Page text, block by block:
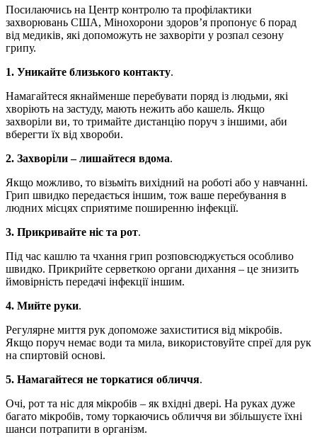
Посилаючись на Центр контролю та профілактики
захворювань США, Мінохорони здоров’я пропонує 6 порад
від медиків, які допоможуть не захворіти у розпал сезону
грипу.
1. Уникайте близького контакту.
Намагайтеся якнайменше перебувати поряд із людьми, які
хворіють на застуду, мають нежить або кашель. Якщо
захворіли ви, то тримайте дистанцію поруч з іншими, аби
вберегти їх від хвороби.
2. Захворіли – лишайтеся вдома.
Якщо можливо, то візьміть вихідний на роботі або у навчанні.
Грип швидко передається іншим, тож ваше перебування в
людних місцях сприятиме поширенню інфекції.
3. Прикривайте ніс та рот.
Під час кашлю та чхання грип розповсюджується особливо
швидко. Прикрийте серветкою органи дихання – це знизить
ймовірність передачі інфекції іншим.
4. Мийте руки.
Регулярне миття рук допоможе захиститися від мікробів.
Якщо поруч немає води та мила, використовуйте спреї для рук
на спиртовій основі.
5. Намагайтеся не торкатися обличчя.
Очі, рот та ніс для мікробів – як вхідні двері. На руках дуже
багато мікробів, тому торкаючись обличчя ви збільшуєте їхні
шанси потрапити в організм.